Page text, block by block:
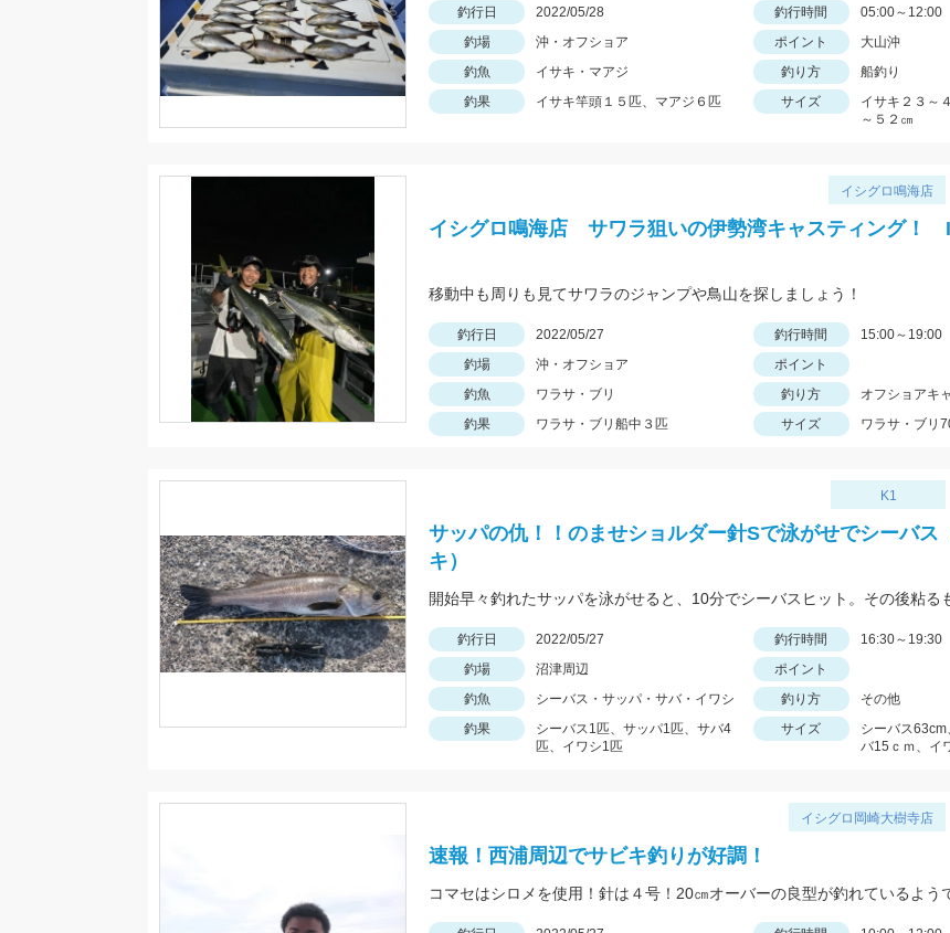
釣行日 2022/05/28 釣行時間
05:00～12:00
釣場
沖・オフショア ポイント
大山沖
釣魚
イサキ・マアジ 釣り方
船釣り
釣果
イサキ竿頭１５匹、マアジ６匹 サイズ
イサキ２３～
～５２㎝
イシグロ鳴海店
イシグロ鳴海店 サワラ狙いの伊勢湾キャスティング！
移動中も周りも見てサワラのジャンプや鳥山を探しましょう！
釣行日 2022/05/27 釣行時間
15:00～19:00
釣場
沖・オフショア
ポイント
釣魚
ワラサ・ブリ 釣り方
オフショアキ
釣果
ワラサ・ブリ船中３匹 サイズ ワラサ・ブリ
K1
サッパの仇！！のませショルダー針Sで泳がせでシーバス
キ）
釣行日 2022/05/27 釣行時間
16:30～19:30
釣場
沼津周辺
ポイント
釣魚
シーバス・サッパ・サバ・イワシ 釣り方
その他
釣果
シーバス1匹、サッパ1匹、サバ4
匹、イワシ1匹
サイズ
シーバス
バ15ｃｍ、イ
イシグロ岡崎大樹寺店
速報！西浦周辺でサビキ釣りが好調！
コマセはシロメを使用！針は４号！20㎝オーバーの良型が釣れているよう